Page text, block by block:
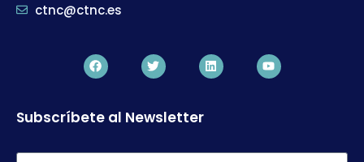
ctnc@ctnc.es
Subscríbete al Newsletter